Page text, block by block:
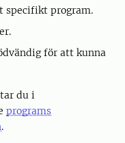
specifikt program.
för att kunna
du i
programs
.